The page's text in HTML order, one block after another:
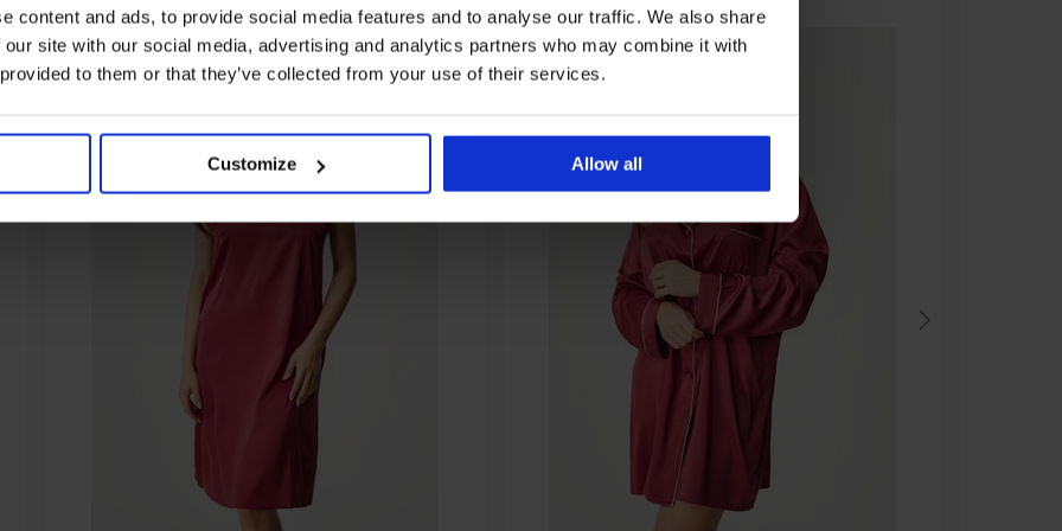
content and ads, to provide social media features and to analyse our traffic. We also share
site with our social media, advertising and analytics partners who may combine it with
to them or that they’ve collected from your use of their services.
Customize Allow all